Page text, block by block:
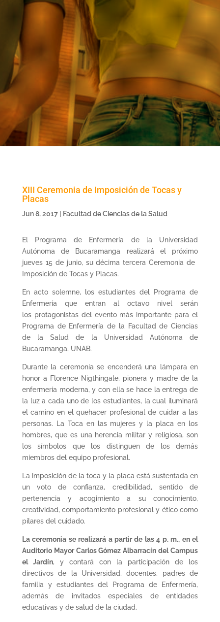
XIII Ceremonia de Imposición de Tocas y
Placas
Jun 8, 2017| Facultad de Ciencias de la Salud
El Programa de Enfermería de la Universidad
Autónoma de Bucaramanga realizará el próximo
jueves 15 de junio, su décima tercera Ceremonia de
Imposición de Tocas y Placas.
En acto solemne, los estudiantes del Programa de
Enfermería que entran al octavo nivel serán
los protagonistas del evento más importante para el
Programa de Enfermería de la Facultad de Ciencias
de la Salud de la Universidad Autónoma de
Bucaramanga, UNAB.
Durante la ceremonia se encenderá una lámpara en
honor a Florence Nigthingale, pionera y madre de la
enfermería moderna, y con ella se hace la entrega de
la luz a cada uno de los estudiantes, la cual iluminará
el camino en el quehacer profesional de cuidar a las
personas. La Toca en las mujeres y la placa en los
hombres, que es una herencia militar y religiosa, son
los símbolos que los distinguen de los demás
miembros del equipo profesional.
La imposición de la toca y la placa está sustentada en
un voto de confianza, credibilidad, sentido de
pertenencia y acogimiento a su conocimiento,
creatividad, comportamiento profesional y ético como
pilares del cuidado.
La ceremonia se realizará a partir de las 4 p. m., en el
Auditorio Mayor Carlos Gómez Albarracín del Campus
el Jardín, y contará con la participación de los
directivos de la Universidad, docentes, padres de
familia y estudiantes del Programa de Enfermería,
además de invitados especiales de entidades
educativas y de salud de la ciudad.